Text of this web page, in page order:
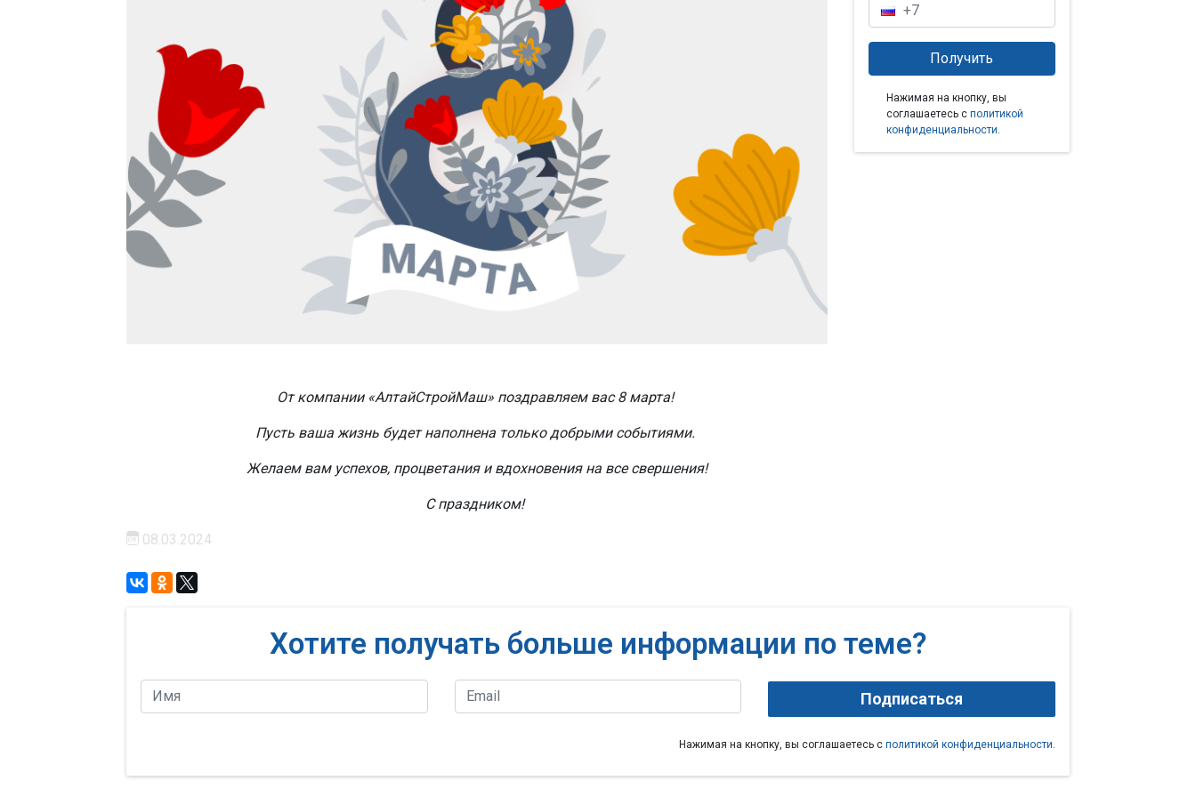
От компании «АлтайСтройМаш» поздравляем вас 8 марта!
Пусть ваша жизнь будет наполнена только добрыми событиями.
Желаем вам успехов, процветания и вдохновения на все свершения!
С праздником!
08.03.2024
Нажимая на кнопку, вы
соглашаетесь с политикой
конфиденциальности
Хотите получать больше информации по теме?
Подписаться
Нажимая на кнопку, вы соглашаетесь с политикой конфиденциальности